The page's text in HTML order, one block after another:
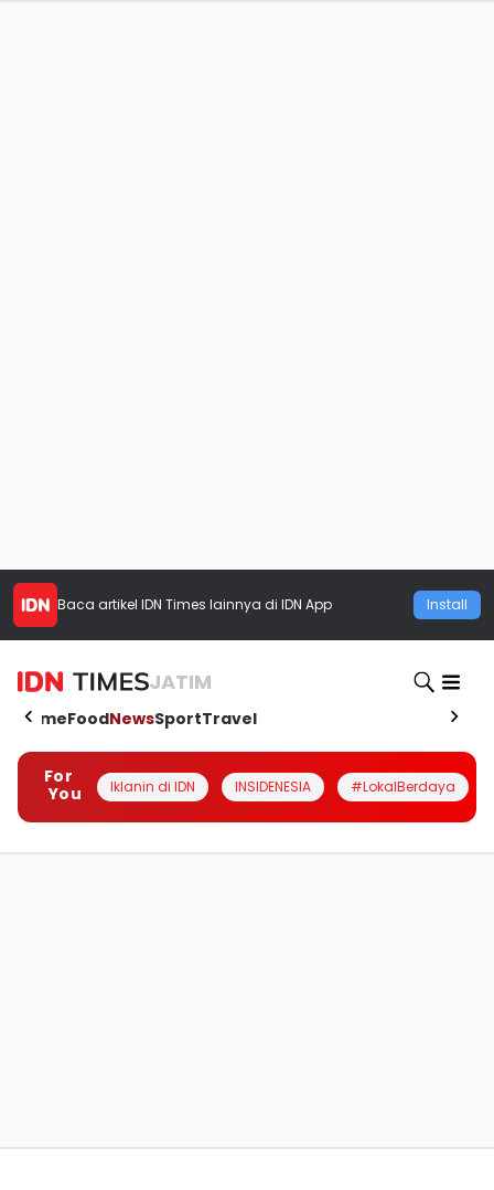
Baca artikel IDN Times lainnya di IDN App Install
JATIM
HomeFoodNewsSportTravel
For
You
Iklanin di IDN INSIDENESIA #LokalBerdaya